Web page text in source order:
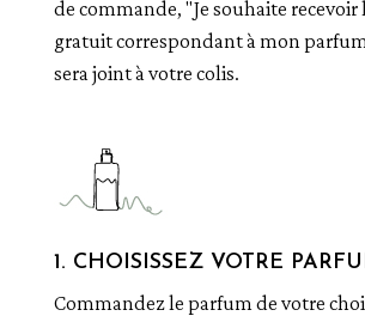
de commande, "Je souhaite
gratuit correspondant à mon
sera joint à votre colis.
1. CHOISISSEZ VOTRE
Commandez le parfum de votre